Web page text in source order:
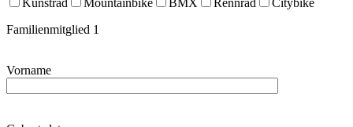
Familienmitglied 1
Vorname